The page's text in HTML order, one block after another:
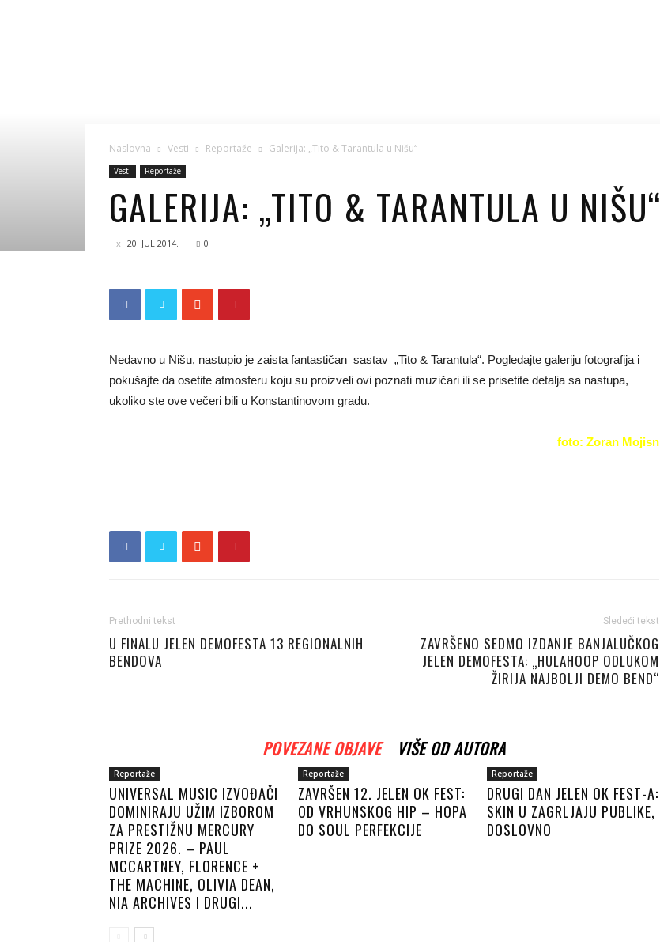
Naslovna Vesti Reportaže Galerija: „Tito & Tarantula u Nišu“
Vesti Reportaže
GALERIJA: „TITO & TARANTULA U NIŠU“
20. JUL 2014. 0
Nedavno u Nišu, nastupio je zaista fantastičan sastav „Tito & Tarantula“. Pogledajte galeriju fotografija i
pokušajte da osetite atmosferu koju su proizveli ovi poznati muzičari ili se prisetite detalja sa nastupa,
ukoliko ste ove večeri bili u Konstantinovom gradu.
foto: Zoran Mojisn
Prethodni tekst
U FINALU JELEN DEMOFESTA 13 REGIONALNIH
BENDOVA
Sledeći tekst
ZAVRŠENO SEDMO IZDANJE BANJALUČKOG
JELEN DEMOFESTA: „HULAHOOP ODLUKOM
ŽIRIJA NAJBOLJI DEMO BEND“
POVEZANE OBJAVE VIŠE OD AUTORA
Reportaže
UNIVERSAL MUSIC IZVOĐAČI
DOMINIRAJU UŽIM IZBOROM
ZA PRESTIŽNU MERCURY
PRIZE 2026. – PAUL
MCCARTNEY, FLORENCE +
THE MACHINE, OLIVIA DEAN,
NIA ARCHIVES I DRUGI...
Reportaže
ZAVRŠEN 12. JELEN OK FEST:
OD VRHUNSKOG HIP – HOPA
DO SOUL PERFEKCIJE
Reportaže
DRUGI DAN JELEN OK FEST-A:
SKIN U ZAGRLJAJU PUBLIKE,
DOSLOVNO